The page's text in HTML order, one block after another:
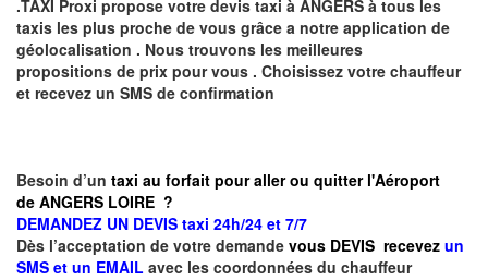
.TAXI Proxi propose votre devis taxi à ANGERS à tous les
taxis les plus proche de vous grâce a notre application de
géolocalisation . Nous trouvons les meilleures
propositions de prix pour vous . Choisissez votre chauffeur
et recevez un SMS de confirmation
Besoin d’un taxi au forfait pour aller ou quitter l'Aéroport
de ANGERS LOIRE ?
DEMANDEZ UN DEVIS taxi 24h/24 et 7/7
Dès l’acceptation de votre demande vous DEVIS recevez un
SMS et un EMAIL avec les coordonnées du chauffeur